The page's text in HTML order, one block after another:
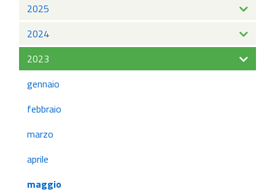
2025
2024
2023
gennaio
febbraio
marzo
aprile
maggio